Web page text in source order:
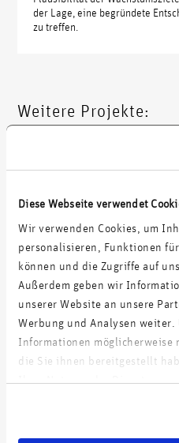
Diese Webseite verwendet
Wir verwenden Cookies, um
personalisieren, Funktionen
können und die Zugriffe auf
Außerdem geben wir
unserer Website an unsere
Werbung und Analysen
Informationen möglicherweise
die Sie ihnen bereitgestellt
Ihrer Nutzung der Dienste
der Lage, eine begründete
zu treffen.
Weitere Projekte:
Operative Umsetzung der
Industrieunternehmen
Reichweitenaufbau und
Unternehmen mit mehrstufigem
Prozess und Proof of Concept